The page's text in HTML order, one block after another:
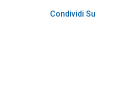
Condividi Su